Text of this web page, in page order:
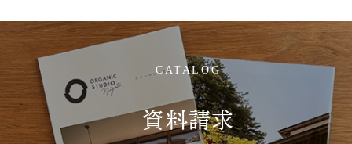
CATALOG
資料請求